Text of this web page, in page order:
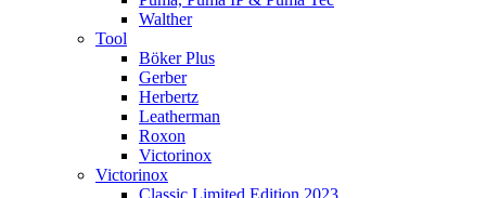
Walther
Tool
Böker Plus
Gerber
Herbertz
Leatherman
Roxon
Victorinox
Victorinox
Classic Limited Edition 2023